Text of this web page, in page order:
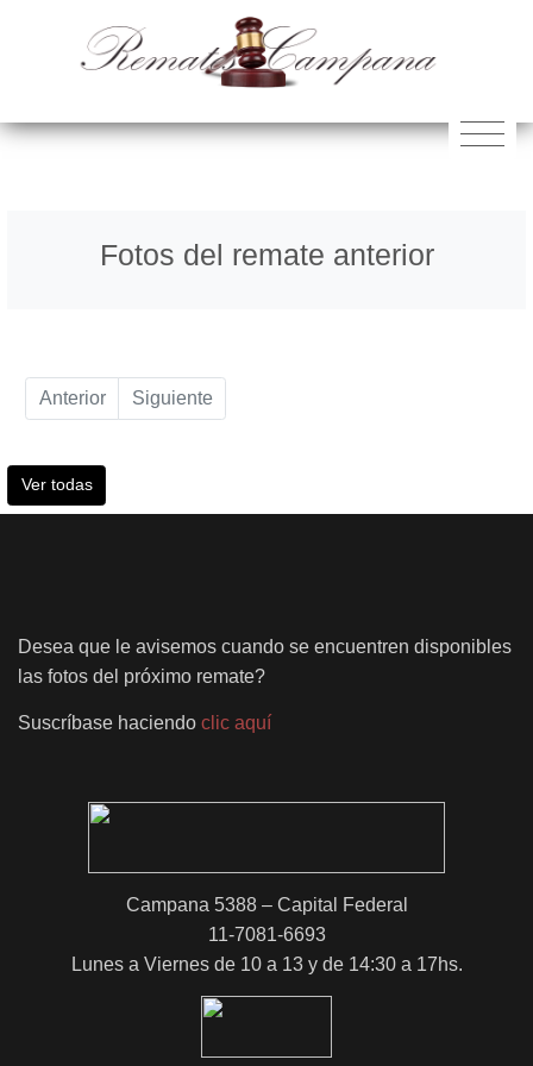
Fotos del remate anterior
Anterior Siguiente
Ver todas
Desea que le avisemos cuando se encuentren disponibles
las fotos del próximo remate?
Suscríbase haciendo clic aquí
Campana 5388 – Capital Federal
11-7081-6693
Lunes a Viernes de 10 a 13 y de 14:30 a 17hs.